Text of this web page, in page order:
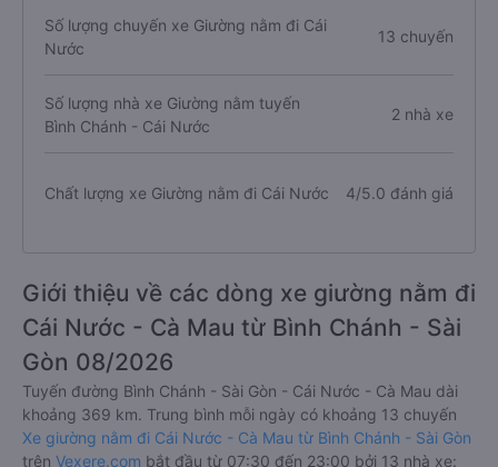
Số lượng chuyến xe Giường nằm đi Cái
Nước
13 chuyến
Số lượng nhà xe Giường nằm tuyến
Bình Chánh - Cái Nước
2 nhà xe
Chất lượng xe Giường nằm đi Cái Nước 4/5.0 đánh giá
Giới thiệu về các dòng xe giường nằm đi
Cái Nước - Cà Mau từ Bình Chánh - Sài
Gòn 08/2026
Tuyến đường Bình Chánh - Sài Gòn - Cái Nước - Cà Mau dài
khoảng 369 km. Trung bình mỗi ngày có khoảng 13 chuyến
Xe giường nằm đi Cái Nước - Cà Mau từ Bình Chánh - Sài Gòn
trên Vexere.com bắt đầu từ 07:30 đến 23:00 bởi 13 nhà xe: